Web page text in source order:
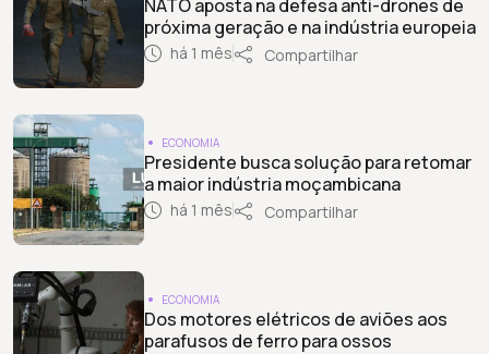
NATO aposta na defesa anti-drones de
próxima geração e na indústria europeia
há 1 mês Compartilhar
ECONOMIA
Presidente busca solução para retomar
a maior indústria moçambicana
há 1 mês Compartilhar
ECONOMIA
Dos motores elétricos de aviões aos
parafusos de ferro para ossos